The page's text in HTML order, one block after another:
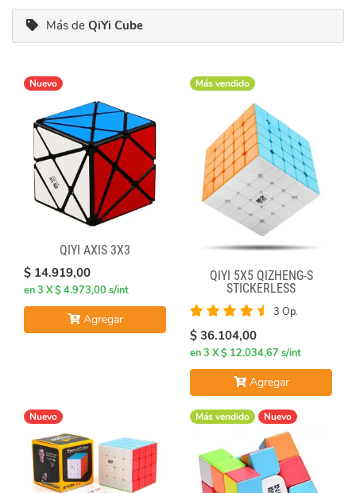
Más de QiYi Cube
Nuevo
QIYI AXIS 3X3
$ 14.919,00
en 3 X $ 4.973,00 s/int
Agregar
Más vendido
QIYI 5X5 QIZHENG-S
STICKERLESS
3 Op.
$ 36.104,00
en 3 X $ 12.034,67 s/int
Agregar
Nuevo Más vendido Nuevo